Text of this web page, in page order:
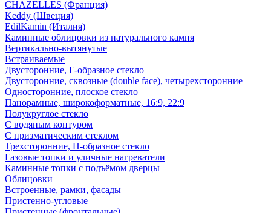
CHAZELLES (Франция)
Keddy (Швеция)
EdilKamin (Италия)
Каминные облицовки из натурального камня
Вертикально-вытянутые
Встраиваемые
Двусторонние, Г-образное стекло
Двусторонние, сквозные (double face), четырехсторонние
Односторонние, плоское стекло
Панорамные, широкоформатные, 16:9, 22:9
Полукруглое стекло
С водяным контуром
С призматическим стеклом
Трехсторонние, П-образное стекло
Газовые топки и уличные нагреватели
Каминные топки с подъёмом дверцы
Облицовки
Встроенные, рамки, фасады
Пристенно-угловые